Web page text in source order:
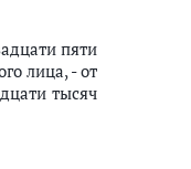
пяти
лица, - от
тысяч